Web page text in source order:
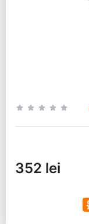
352 lei